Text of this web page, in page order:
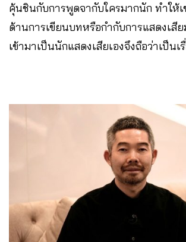
คุ้นชินกับการพูดจากับใครมากนัก ทำให้เ
ด้านการเขียนบทหรือกำกับการแสดงเสี
เข้ามาเป็นนักแสดงเสียเองจึงถือว่าเป็นเ